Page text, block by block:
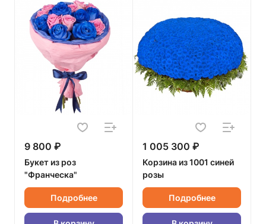
9 800 ₽
Букет из роз
"Франческа"
Подробнее
1 005 300 ₽
Корзина из 1001 синей
розы
Подробнее